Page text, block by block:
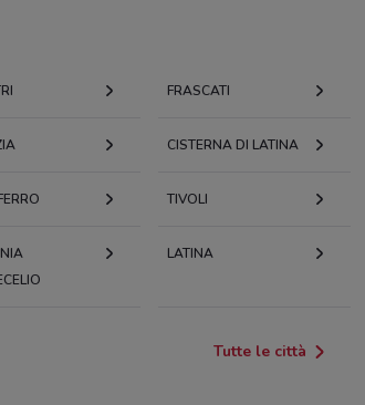
FRASCATI
CISTERNA DI LATINA
TIVOLI
LATINA
Tutte le città